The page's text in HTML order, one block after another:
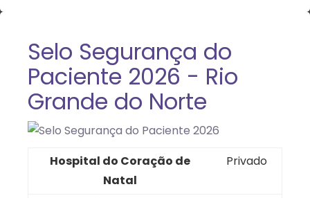
Selo Segurança do
Paciente 2026 - Rio
Grande do Norte
Hospital do Coração de
Natal
Privado